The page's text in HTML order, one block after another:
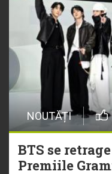
NOUTĂȚI
BTS se
Premiile